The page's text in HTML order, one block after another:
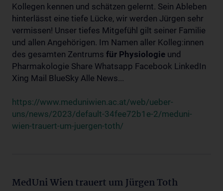
Kollegen kennen und schätzen gelernt. Sein Ableben
hinterlässt eine tiefe Lücke, wir werden Jürgen sehr
vermissen! Unser tiefes Mitgefühl gilt seiner Familie
und allen Angehörigen. Im Namen aller Kolleg:innen
des gesamten Zentrums für Physiologie und
Pharmakologie Share Whatsapp Facebook LinkedIn
Xing Mail BlueSky Alle News...
https://www.meduniwien.ac.at/web/ueber-
uns/news/2023/default-34fee72b1e-2/meduni-
wien-trauert-um-juergen-toth/
MedUni Wien trauert um Jürgen Toth